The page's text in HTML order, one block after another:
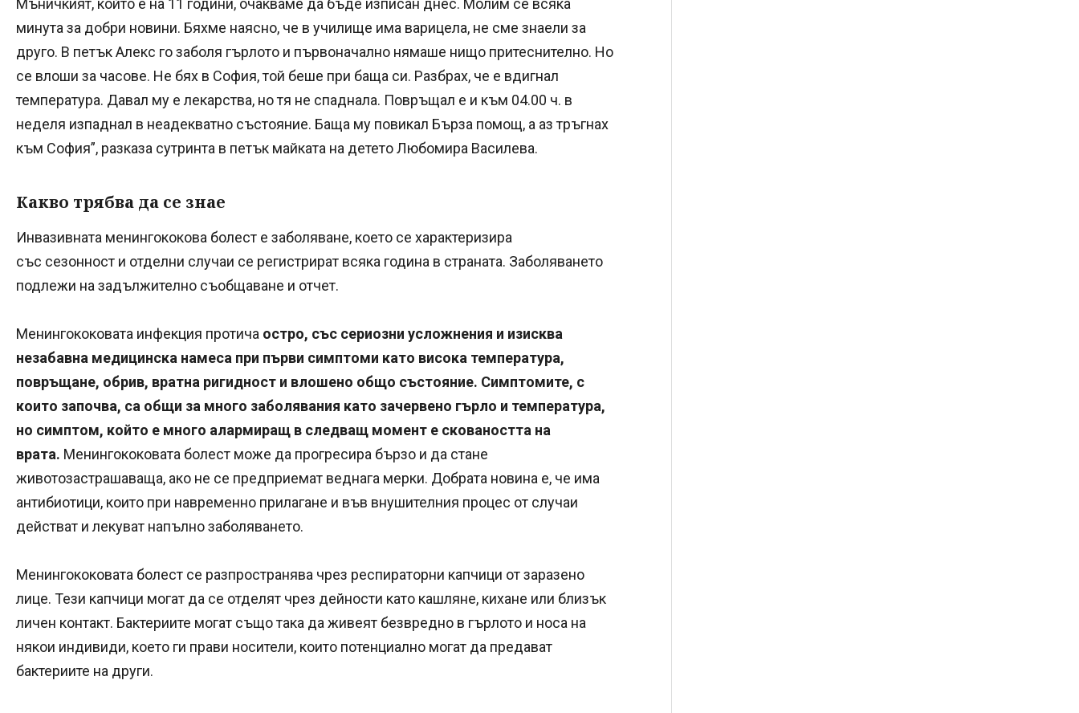
Мъничкият, който е на 11 години, очакваме да бъде изписан днес. Молим се всяка
минута за добри новини. Бяхме наясно, че в училище има варицела, не сме знаели за
друго. В петък Алекс го заболя гърлото и първоначално нямаше нищо притеснително. Но
се влоши за часове. Не бях в София, той беше при баща си. Разбрах, че е вдигнал
температура. Давал му е лекарства, но тя не спаднала. Повръщал е и към 04.00 ч. в
неделя изпаднал в неадекватно състояние. Баща му повикал Бърза помощ, а аз тръгнах
към София”, разказа сутринта в петък майката на детето Любомира Василева.
Какво трябва да се знае
Инвазивната менингококова болест е заболяване, което се характеризира
със сезонност и отделни случаи се регистрират всяка година в страната. Заболяването
подлежи на задължително съобщаване и отчет.
Менингококовата инфекция протича остро, със сериозни усложнения и изисква
незабавна медицинска намеса при първи симптоми като висока температура,
повръщане, обрив, вратна ригидност и влошено общо състояние. Симптомите, с
които започва, са общи за много заболявания като зачервено гърло и температура,
но симптом, който е много алармиращ в следващ момент е сковаността на
врата. Менингококовата болест може да прогресира бързо и да стане
животозастрашаваща, ако не се предприемат веднага мерки. Добрата новина е, че има
антибиотици, които при навременно прилагане и във внушителния процес от случаи
действат и лекуват напълно заболяването.
Менингококовата болест се разпространява чрез респираторни капчици от заразено
лице. Тези капчици могат да се отделят чрез дейности като кашляне, кихане или близък
личен контакт. Бактериите могат също така да живеят безвредно в гърлото и носа на
някои индивиди, което ги прави носители, които потенциално могат да предават
бактериите на други.